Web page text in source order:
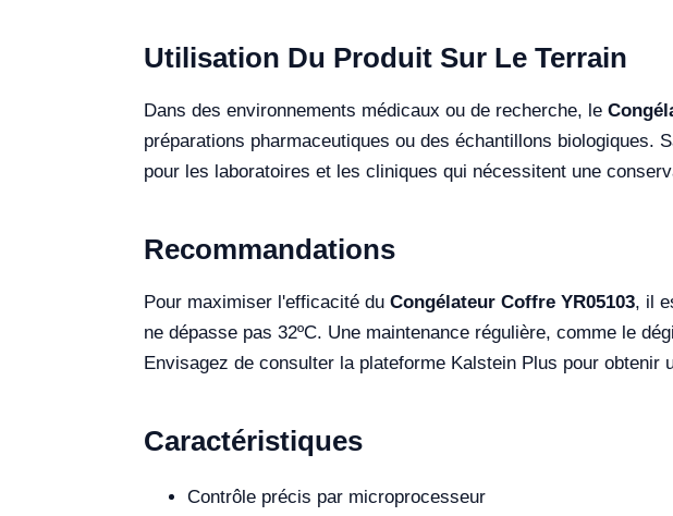
Utilisation Du Produit Sur Le Terrain
Dans des environnements médicaux ou de recherche, le
préparations pharmaceutiques ou des échantillons
pour les laboratoires et les cliniques qui nécessitent une
Recommandations
Pour maximiser l'efficacité du Congélateur Coffre YR05103, il
ne dépasse pas 32ºC. Une maintenance régulière, comme le
Envisagez de consulter la plateforme Kalstein Plus pour
Caractéristiques
Contrôle précis par microprocesseur